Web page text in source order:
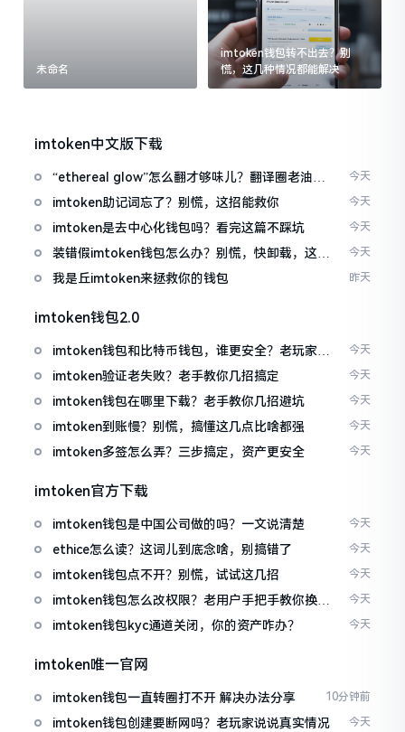
未命名
imtoken钱包转不出去？别
慌，这几种情况都能解决
imtoken中文版下载
“ethereal glow”怎么翻才够味儿？翻译圈老油条
的私房话
今天
imtoken助记词忘了？别慌，这招能救你 今天
imtoken是去中心化钱包吗？看完这篇不踩坑 今天
装错假imtoken钱包怎么办？别慌，快卸载，这几
招能救急
今天
我是丘imtoken来拯救你的钱包 昨天
imtoken钱包2.0
imtoken钱包和比特币钱包，谁更安全？老玩家来
聊聊
今天
imtoken验证老失败？老手教你几招搞定 今天
imtoken钱包在哪里下载？老手教你几招避坑 今天
imtoken到账慢？别慌，搞懂这几点比啥都强 今天
imtoken多签怎么弄？三步搞定，资产更安全 今天
imtoken官方下载
imtoken钱包是中国公司做的吗？一文说清楚 今天
ethice怎么读？这词儿到底念啥，别搞错了 今天
imtoken钱包点不开？别慌，试试这几招 今天
imtoken钱包怎么改权限？老用户手把手教你换主
人
今天
imtoken钱包kyc通道关闭，你的资产咋办？ 今天
imtoken唯一官网
imtoken钱包一直转圈打不开 解决办法分享 10分钟前
imtoken钱包创建要断网吗？老玩家说说真实情况 今天